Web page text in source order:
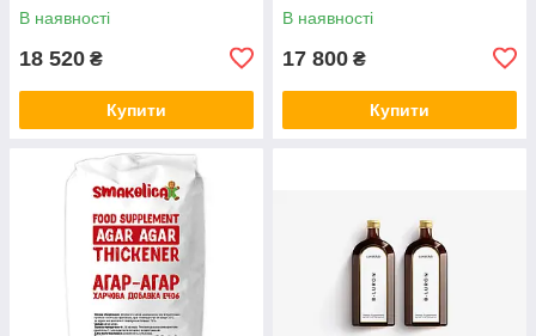
В наявності
18 520 ₴
Купити
В наявності
17 800 ₴
Купити